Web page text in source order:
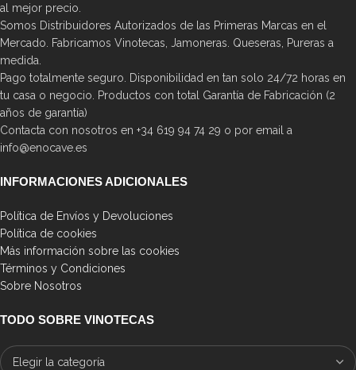
al mejor precio.
Somos Distribuidores Autorizados de las Primeras Marcas en el
Mercado. Fabricamos Vinotecas, Jamoneras. Queseras, Pureras a
medida.
Pago totalmente seguro. Disponibilidad en tan solo 24/72 horas en
tu casa o negocio. Productos con total Garantía de Fabricación (2
años de garantía)
Contacta con nosotros en +34 619 94 74 29 o por email a
info@enocave.es
INFORMACIONES ADICIONALES
Política de Envíos y Devoluciones
Política de cookies
Más información sobre las cookies
Términos y Condiciones
Sobre Nosotros
TODO SOBRE VINOTECAS